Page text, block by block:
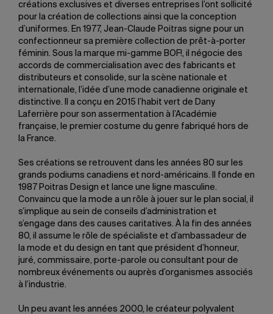
créations exclusives et diverses entreprises l’ont sollicité
pour la création de collections ainsi que la conception
d’uniformes. En 1977, Jean-Claude Poitras signe pour un
confectionneur sa première collection de prêt-à-porter
féminin. Sous la marque mi-gamme BOF!, il négocie des
accords de commercialisation avec des fabricants et
distributeurs et consolide, sur la scène nationale et
internationale, l’idée d’une mode canadienne originale et
distinctive. Il a conçu en 2015 l’habit vert de Dany
Laferrière pour son assermentation à l’Académie
française, le premier costume du genre fabriqué hors de
la France.
Ses créations se retrouvent dans les années 80 sur les
grands podiums canadiens et nord-américains. Il fonde en
1987 Poitras Design et lance une ligne masculine.
Convaincu que la mode a un rôle à jouer sur le plan social, il
s’implique au sein de conseils d’administration et
s’engage dans des causes caritatives. À la fin des années
80, il assume le rôle de spécialiste et d’ambassadeur de
la mode et du design en tant que président d’honneur,
juré, commissaire, porte-parole ou consultant pour de
nombreux événements ou auprès d’organismes associés
à l’industrie.
Un peu avant les années 2000, le créateur polyvalent